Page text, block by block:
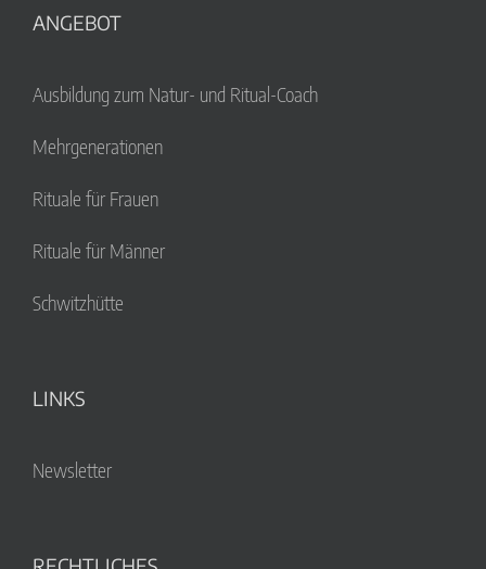
ANGEBOT
Ausbildung zum Natur- und Ritual-Coach
Mehrgenerationen
Rituale für Frauen
Rituale für Männer
Schwitzhütte
LINKS
Newsletter